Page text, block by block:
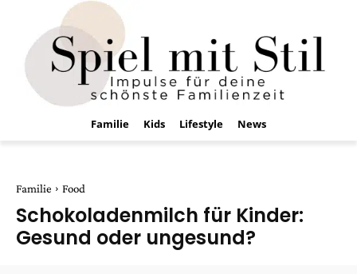
Familie Kids Lifestyle News
Familie Food
Schokoladenmilch für Kinder:
Gesund oder ungesund?